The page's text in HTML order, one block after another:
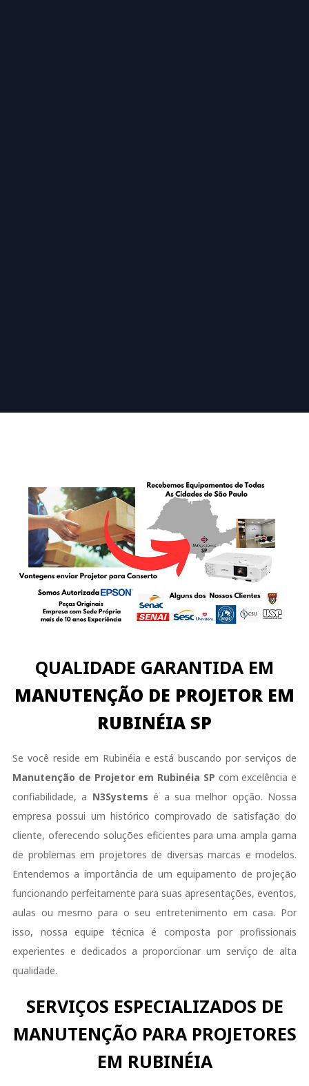
QUALIDADE GARANTIDA EM
MANUTENÇÃO DE PROJETOR EM
RUBINÉIA SP
Se você reside em Rubinéia e está buscando por serviços de
Manutenção de Projetor em Rubinéia SP com excelência e
confiabilidade, a N3Systems é a sua melhor opção. Nossa
empresa possui um histórico comprovado de satisfação do
cliente, oferecendo soluções eficientes para uma ampla gama
de problemas em projetores de diversas marcas e modelos.
Entendemos a importância de um equipamento de projeção
funcionando perfeitamente para suas apresentações, eventos,
aulas ou mesmo para o seu entretenimento em casa. Por
isso, nossa equipe técnica é composta por profissionais
experientes e dedicados a proporcionar um serviço de alta
qualidade.
SERVIÇOS ESPECIALIZADOS DE
MANUTENÇÃO PARA PROJETORES
EM RUBINÉIA